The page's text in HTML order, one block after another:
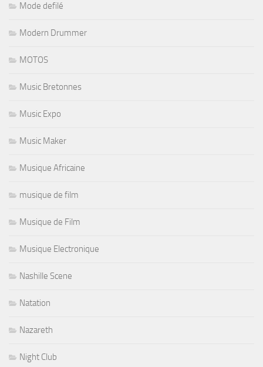
Mode defilé
Modern Drummer
MOTOS
Music Bretonnes
Music Expo
Music Maker
Musique Africaine
musique de film
Musique de Film
Musique Electronique
Nashille Scene
Natation
Nazareth
Night Club